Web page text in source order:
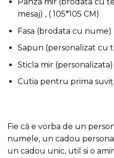
mesaj) , ( 105*105 CM)
Fasa (brodata cu nume)
Sapun (personalizat cu
Sticla mir (personalizata)
Cutia pentru prima
Fie că e vorba de un
numele, un cadou
un cadou unic, util si o